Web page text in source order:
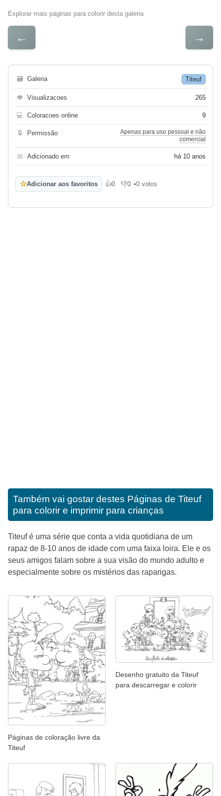
Explorar mais páginas para colorir desta galeria
← →
🗃 Galeria Titeuf
👁 Visualizacoes 265
💻 Coloracoes online 9
🔒 Permissão
Apenas para uso pessoal e não
comercial
📅 Adicionado em há 10 anos
☆Adicionar aos favoritos 👍0
Gosto 👎0
Não gosto
•0 votos
Também vai gostar destes Páginas de Titeuf
para colorir e imprimir para crianças
Titeuf é uma série que conta a vida quotidiana de um
rapaz de 8-10 anos de idade com uma faixa loira. Ele e os
seus amigos falam sobre a sua visão do mundo adulto e
especialmente sobre os mistérios das raparigas.
Páginas de coloração livre da
Titeuf
Desenho gratuito da Titeuf
para descarregar e colorir